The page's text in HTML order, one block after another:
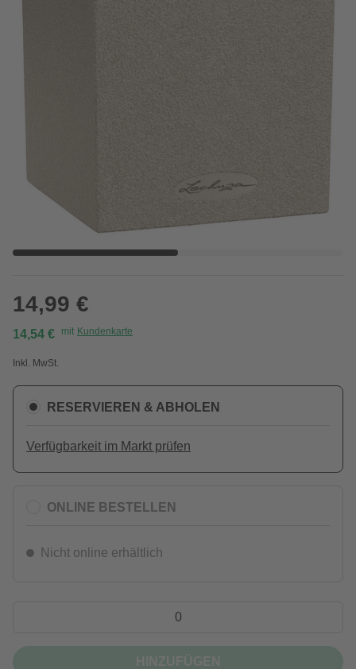
14,99 €
14,54 € mit Kundenkarte
Inkl. MwSt.
RESERVIEREN & ABHOLEN
Verfügbarkeit im Markt prüfen
ONLINE BESTELLEN
Nicht online erhältlich